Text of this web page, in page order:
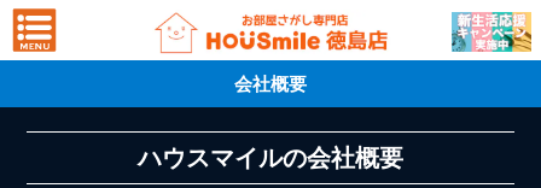
会社概要
ハウスマイルの会社概要